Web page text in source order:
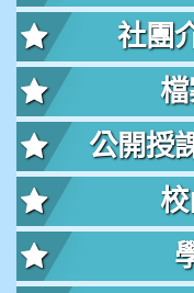
社團
公開授